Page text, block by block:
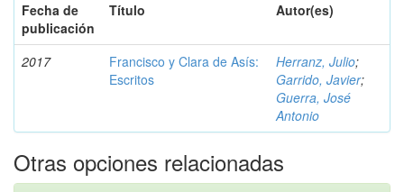
Fecha de
publicación
Título Autor(es)
2017
Francisco y Clara de Asís:
Escritos
Herranz, Julio;
Garrido, Javier;
Guerra, José
Antonio
Otras opciones relacionadas